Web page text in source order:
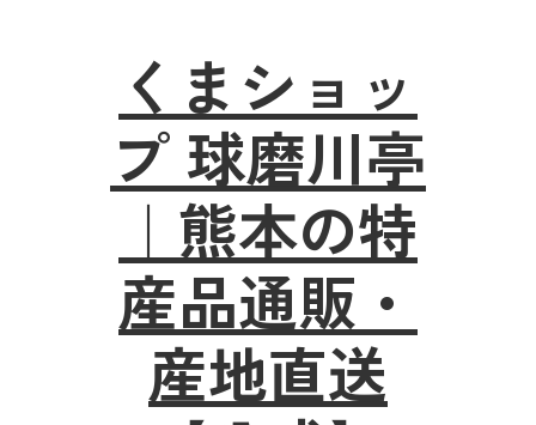
くまショッ
プ 球磨川亭
｜熊本の特
産品通販・
産地直送